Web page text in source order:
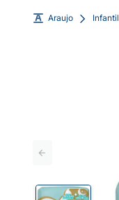
Araujo Infantil